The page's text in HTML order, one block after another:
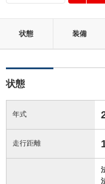
外装：
キズ、ヘコミなどが少な
状態 装備
状態
年式
走行距離